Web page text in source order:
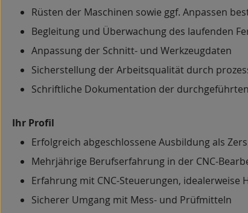
Rüsten der Maschinen sowie ggf. Anpassen
Begleitung und Überwachung des laufenden
Anpassung der Schnitt- und Werkzeugdaten
Sicherstellung der Arbeitsqualität durch
Schriftliche Dokumentation der
Ihr Profil
Erfolgreich abgeschlossene Ausbildung als
Mehrjährige Berufserfahrung in der CNC-
Erfahrung mit CNC-Steuerungen, idealerweise
Sicherer Umgang mit Mess- und Prüfmitteln